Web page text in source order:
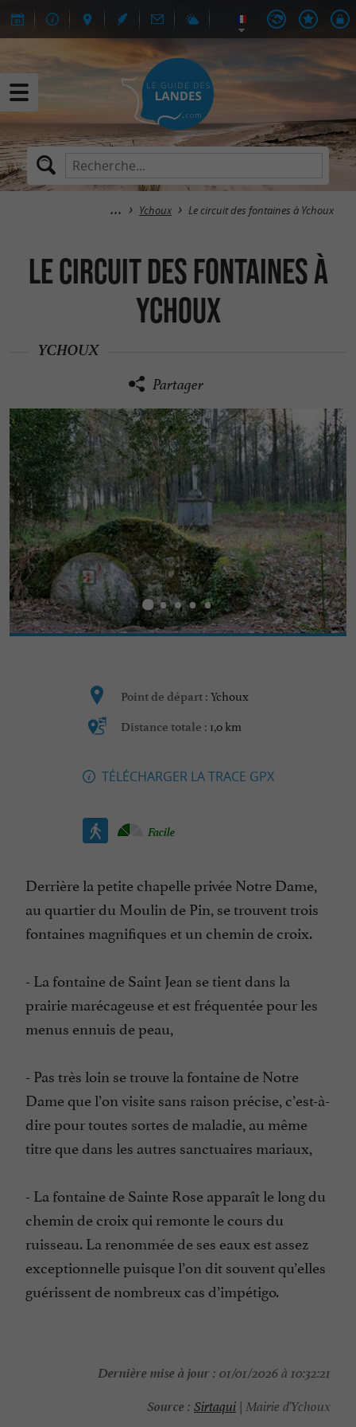
Ychoux Le circuit des fontaines à Ychoux
Le circuit des fontaines à
Ychoux
YCHOUX
Partager
Point de départ : Ychoux
Distance totale : 1,0 km
TÉLÉCHARGER LA TRACE GPX
Facile
Derrière la petite chapelle privée Notre Dame,
au quartier du Moulin de Pin, se trouvent trois
fontaines magnifiques et un chemin de croix.
- La fontaine de Saint Jean se tient dans la
prairie marécageuse et est fréquentée pour les
menus ennuis de peau,
- Pas très loin se trouve la fontaine de Notre
Dame que l’on visite sans raison précise, c’est-à-
dire pour toutes sortes de maladie, au même
titre que dans les autres sanctuaires mariaux,
- La fontaine de Sainte Rose apparaît le long du
chemin de croix qui remonte le cours du
ruisseau. La renommée de ses eaux est assez
exceptionnelle puisque l’on dit souvent qu’elles
guérissent de nombreux cas d’impétigo.
Dernière mise à jour : 01/01/2026 à 10:32:21
Source : Sirtaqui | Mairie d'Ychoux